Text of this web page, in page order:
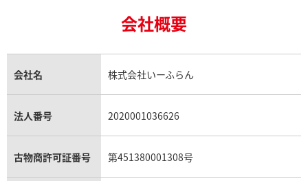
金貨買取
貴金属買取
銀・シルバー買取
パラジウム買取
トパーズ買取
タンザナイト買取
キャッツアイ買取
アクアマリン買取
ロレックス エクスプローラー買取
ロレックス デイトジャスト買取
パテック フィリップノーチラス買取
ヴァシュロン・コンスタンタン買取
オメガ買取
シャネル マトラッセ買取
セリーヌ買取
プラダ買取
ヴァンクリーフ＆アーペル買取
ショーメ買取
ダミアーニ買取
モーブッサン買取
会社概要
会社名 株式会社いーふらん
法人番号 2020001036626
古物商許可証番号 第451380001308号